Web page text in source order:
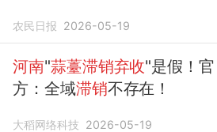
农民日报 2026-05-19
河南"蒜薹滞销弃收"是假！官
方：全域滞销不存在！
大稻网络科技 2026-05-19